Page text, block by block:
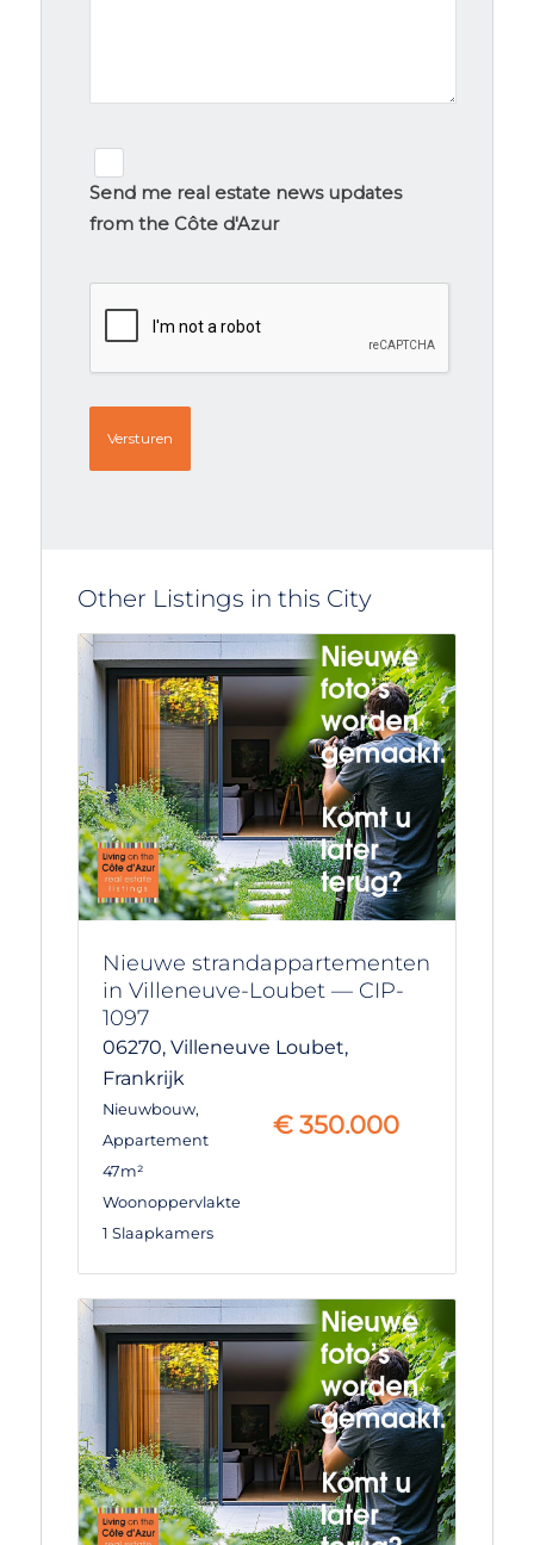
signup
Send me real estate news updates
from the Côte d'Azur
Other Listings in this City
Nieuwe strandappartementen
in Villeneuve-Loubet — CIP-
1097
06270, Villeneuve Loubet,
Frankrijk
Nieuwbouw,
Appartement
47m²
Woonoppervlakte
1 Slaapkamers
€ 350.000